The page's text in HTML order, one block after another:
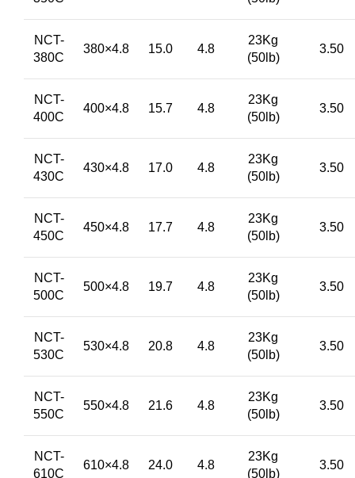
NCT-
380C
380×4.8 15.0 4.8
23Kg
(50lb)
3.50
NCT-
400C
400×4.8 15.7 4.8
23Kg
(50lb)
3.50
NCT-
430C
430×4.8 17.0 4.8
23Kg
(50lb)
3.50
NCT-
450C
450×4.8 17.7 4.8
23Kg
(50lb)
3.50
NCT-
500C
500×4.8 19.7 4.8
23Kg
(50lb)
3.50
NCT-
530C
530×4.8 20.8 4.8
23Kg
(50lb)
3.50
NCT-
550C
550×4.8 21.6 4.8
23Kg
(50lb)
3.50
NCT-
610C
610×4.8 24.0 4.8
23Kg
(50lb)
3.50